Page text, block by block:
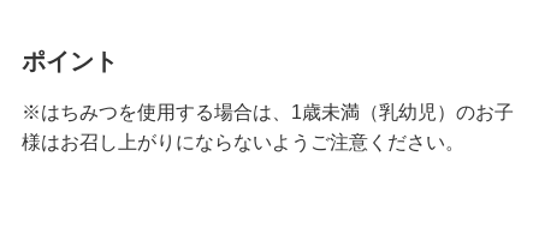
ポイント
※はちみつを使用する場合は、1歳未満（乳幼児）のお子
様はお召し上がりにならないようご注意ください。